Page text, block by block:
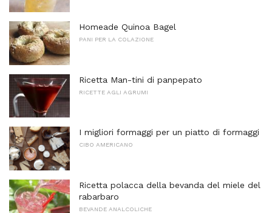
Homeade Quinoa Bagel
PANI PER LA COLAZIONE
Ricetta Man-tini di panpepato
RICETTE AGLI AGRUMI
I migliori formaggi per un piatto di formaggi
CIBO AMERICANO
Ricetta polacca della bevanda del miele del
rabarbaro
BEVANDE ANALCOLICHE